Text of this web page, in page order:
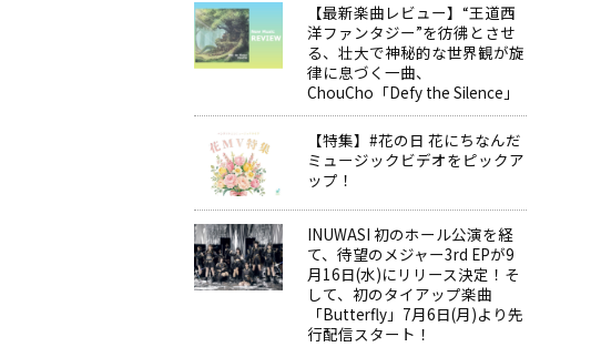
【最新楽曲レビュー】“王道西
洋ファンタジー”を彷彿とさせ
る、壮大で神秘的な世界観が旋
律に息づく一曲、
ChouCho「Defy the Silence」
【特集】#花の日 花にちなんだ
ミュージックビデオをピックア
ップ！
INUWASI 初のホール公演を経
て、待望のメジャー3rd EPが9
月16日(水)にリリース決定！そ
して、初のタイアップ楽曲
「Butterfly」7月6日(月)より先
行配信スタート！